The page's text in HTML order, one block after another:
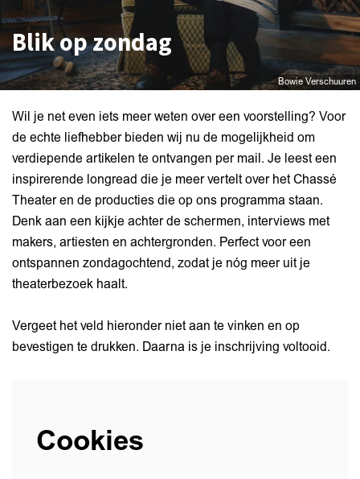
Bowie Verschuuren
Blik op zondag
Wil je net even iets meer weten over een voorstelling? Voor
de echte liefhebber bieden wij nu de mogelijkheid om
verdiepende artikelen te ontvangen per mail. Je leest een
inspirerende longread die je meer vertelt over het Chassé
Theater en de producties die op ons programma staan.
Denk aan een kijkje achter de schermen, interviews met
makers, artiesten en achtergronden. Perfect voor een
ontspannen zondagochtend, zodat je nóg meer uit je
theaterbezoek haalt.
Vergeet het veld hieronder niet aan te vinken en op
bevestigen te drukken. Daarna is je inschrijving voltooid.
Cookies